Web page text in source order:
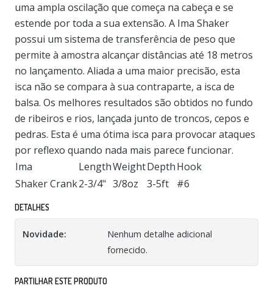
uma ampla oscilação que começa na cabeça e se
estende por toda a sua extensão. A Ima Shaker
possui um sistema de transferência de peso que
permite à amostra alcançar distâncias até 18 metros
no lançamento. Aliada a uma maior precisão, esta
isca não se compara à sua contraparte, a isca de
balsa. Os melhores resultados são obtidos no fundo
de ribeiros e rios, lançada junto de troncos, cepos e
pedras. Esta é uma ótima isca para provocar ataques
por reflexo quando nada mais parece funcionar.
Ima
LengthWeightDepthHook
Shaker Crank2-3/4" 3/8oz 3-5ft #6
DETALHES
Novidade:
Nenhum detalhe adicional
fornecido.
PARTILHAR ESTE PRODUTO